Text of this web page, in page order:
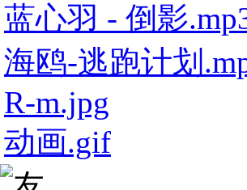
蓝心羽 - 倒影
海鸥-逃跑计划
R-m.jpg
动画.gif